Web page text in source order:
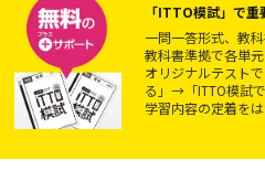
「ITTO模試」で重
一問一答形式、教
教科書準拠で各単
オリジナルテスト
る」→「ITTO模試
学習内容の定着を